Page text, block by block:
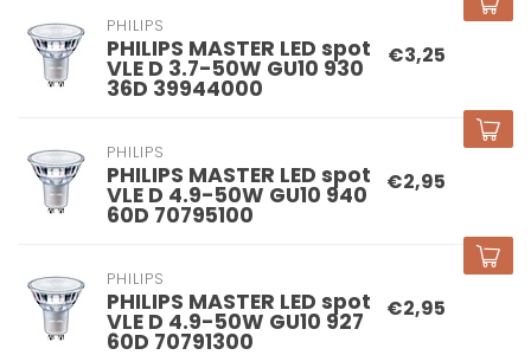
PHILIPS
PHILIPS MASTER LED spot
VLE D 3.7-50W GU10 930
36D 39944000
€3,25
PHILIPS
PHILIPS MASTER LED spot
VLE D 4.9-50W GU10 940
60D 70795100
€2,95
PHILIPS
PHILIPS MASTER LED spot
VLE D 4.9-50W GU10 927
60D 70791300
€2,95